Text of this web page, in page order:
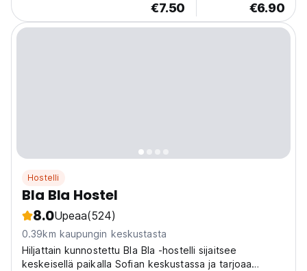
€7.50 €6.90
Hostelli
Bla Bla Hostel
8.0Upeaa(524)
0.39km kaupungin keskustasta
Hiljattain kunnostettu Bla Bla -hostelli sijaitsee
keskeisellä paikalla Sofian keskustassa ja tarjoaa